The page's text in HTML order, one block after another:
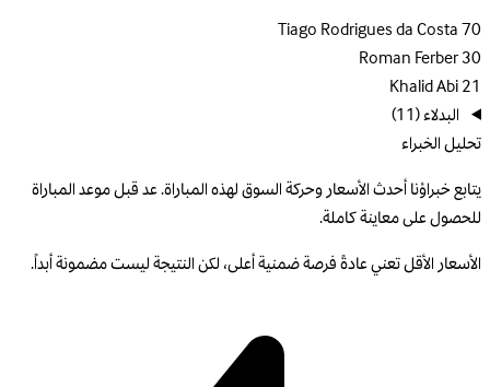
70
Tiago Rodrigues da Costa
30
Roman Ferber
21
Khalid Abi
البدلاء(11)
تحليل الخبراء
يتابع خبراؤنا أحدث الأسعار وحركة السوق لهذه المباراة. عد قبل موعد المباراة
للحصول على معاينة كاملة.
الأسعار الأقل تعني عادةً فرصة ضمنية أعلى، لكن النتيجة ليست مضمونة أبداً.